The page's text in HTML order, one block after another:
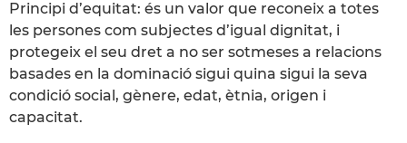
Principi d’equitat: és un valor que reconeix a totes
les persones com subjectes d’igual dignitat, i
protegeix el seu dret a no ser sotmeses a relacions
basades en la dominació sigui quina sigui la seva
condició social, gènere, edat, ètnia, origen i
capacitat.